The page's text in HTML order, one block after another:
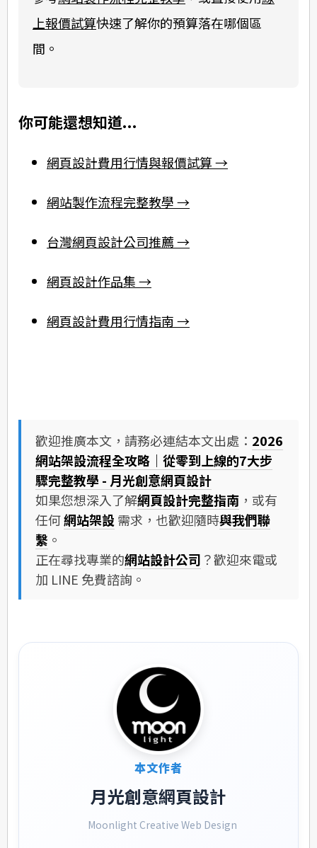
上報價試算快速了解你的預算落在哪個區
間。
你可能還想知道...
網頁設計費用行情與報價試算 →
網站製作流程完整教學 →
台灣網頁設計公司推薦 →
網頁設計作品集 →
網頁設計費用行情指南 →
歡迎推廣本文，請務必連結本文出處： 2026
網站架設流程全攻略｜從零到上線的7大步
驟完整教學 - 月光創意網頁設計
如果您想深入了解網頁設計完整指南 ，或有
任何網站架設 需求，也歡迎隨時與我們聯
繫 。
正在尋找專業的網站設計公司 ？歡迎來電或
加 LINE 免費諮詢。
本文作者
月光創意網頁設計
Moonlight Creative Web Design